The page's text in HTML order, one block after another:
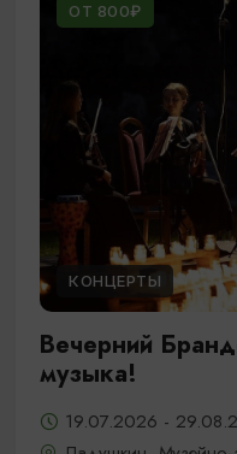
ОТ 800₽
КОНЦЕРТЫ
Вечерний
музыка!
19.07.2026 -